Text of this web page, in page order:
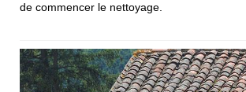
de commencer le nettoyage.